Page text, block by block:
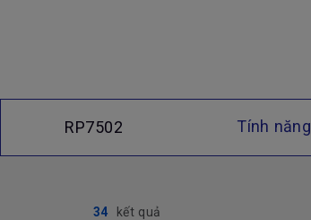
RP7502 Tính năng
34 kết quả